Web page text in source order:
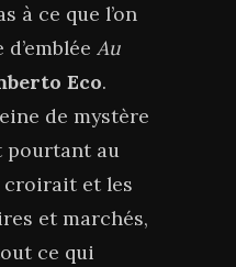
à ce que l’on
Au
Eco.
de mystère
pourtant au
croirait et les
et marchés,
ce qui